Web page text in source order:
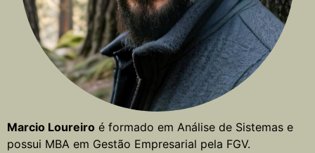
Marcio Loureiro é formado em Análise de Sistemas e
possui MBA em Gestão Empresarial pela FGV.